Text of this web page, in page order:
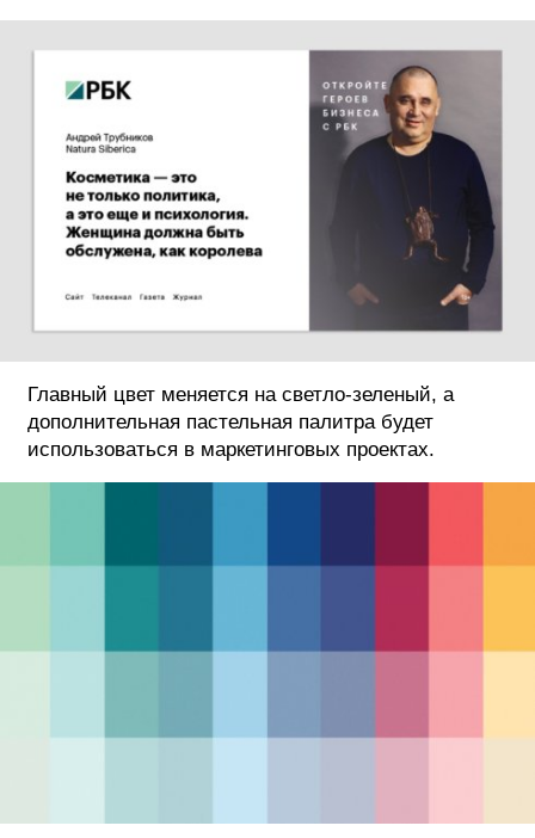
Главный цвет меняется на светло-зеленый, а
дополнительная пастельная палитра будет
использоваться в маркетинговых проектах.